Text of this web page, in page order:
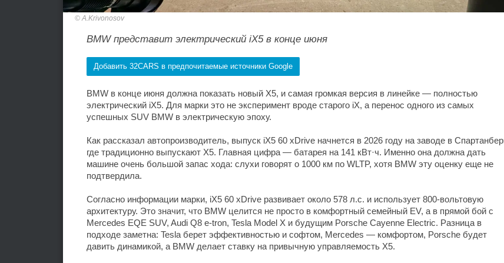
A.Krivonosov
BMW представит электрический iX5 в конце июня
Добавить 32CARS в предпочитаемые источники Google
BMW в конце июня должна показать новый X5, и самая громкая версия в линейке — полностью
электрический iX5. Для марки это не эксперимент вроде старого iX, а перенос одного из самых
успешных SUV BMW в электрическую эпоху.
Как рассказал автопроизводитель, выпуск iX5 60 xDrive начнется в 2026 году на заводе в
где традиционно выпускают X5. Главная цифра — батарея на 141 кВт·ч. Именно она должна дать
машине очень большой запас хода: слухи говорят о 1000 км по WLTP, хотя BMW эту оценку еще не
подтвердила.
Согласно информации марки, iX5 60 xDrive развивает около 578 л.с. и использует 800-вольтовую
архитектуру. Это значит, что BMW целится не просто в комфортный семейный EV, а в прямой бой с
Mercedes EQE SUV, Audi Q8 e-tron, Tesla Model X и будущим Porsche Cayenne Electric. Разница в
подходе заметна: Tesla берет эффективностью и софтом, Mercedes — комфортом, Porsche будет
давить динамикой, а BMW делает ставку на привычную управляемость X5.